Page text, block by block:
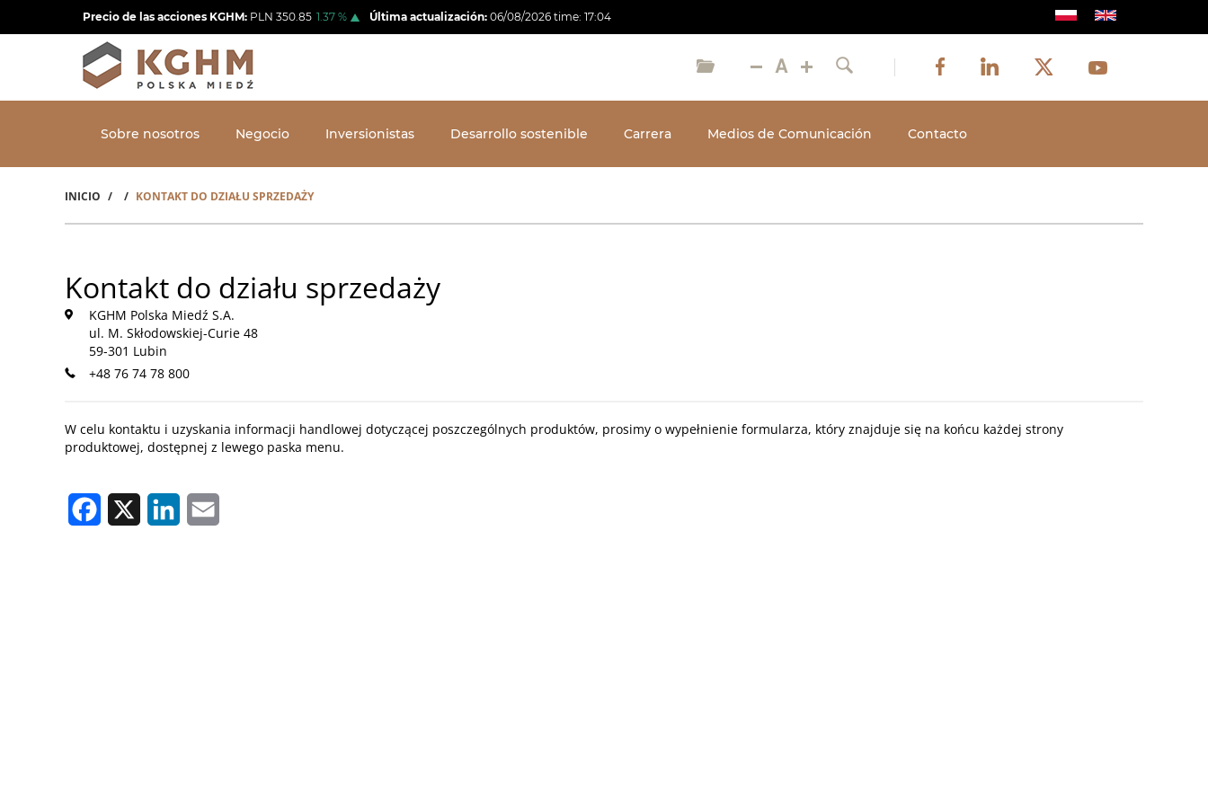
al
Precio de las acciones KGHM: PLN 350.85 1.37 % Última actualización: 06/08/2026 time: 17:04
Szukaj
Social
media
Facebook
Image
LinkedIn
Image
Twitter
Image
Youtube
Image
Sobre nosotros Negocio Inversionistas Desarrollo sostenible Carrera Medios de Comunicación Contacto
Sobrescribir
de
ayuda
la
INICIO KONTAKT DO DZIAŁU SPRZEDAŻY
Kontakt do działu sprzedaży
KGHM Polska Miedź S.A.
ul. M. Skłodowskiej-Curie 48
59-301 Lubin
+48 76 74 78 800
W celu kontaktu i uzyskania informacji handlowej dotyczącej poszczególnych produktów, prosimy o wypełnienie formularza, który znajduje się na końcu każdej strony
produktowej, dostępnej z lewego paska menu.
Facebook LinkedIn